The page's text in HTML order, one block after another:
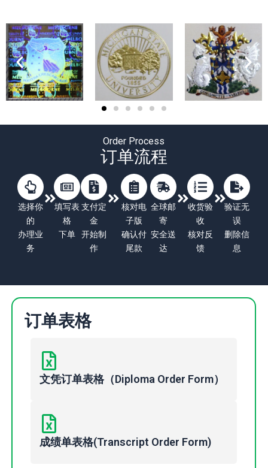
Order Process
订单流程
选择你
的
办理业
务
填写表
格
下单
支付定
金
开始制
作
核对电
子版
确认付
尾款
全球邮
寄
安全送
达
收货验
收
核对反
馈
验证无
误
删除信
息
订单表格
文凭订单表格（Diploma Order Form）
成绩单表格(Transcript Order Form)